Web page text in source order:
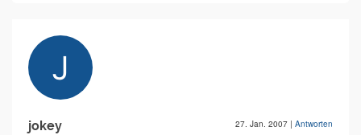
jokey 27. Jan. 2007 | Antworten